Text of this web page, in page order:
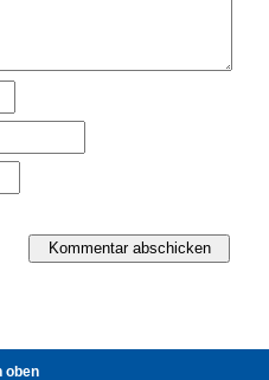
oben